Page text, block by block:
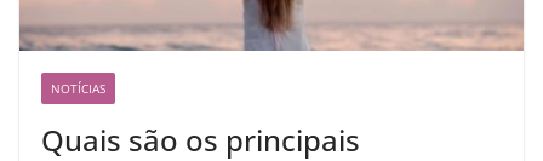
NOTÍCIAS
Quais são os principais